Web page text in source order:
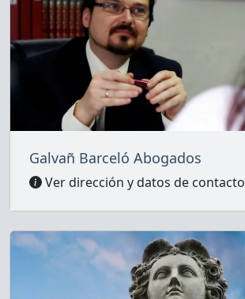
Galvañ Barceló Abogados
Ver dirección y datos de contacto